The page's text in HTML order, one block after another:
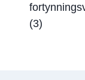
(3)